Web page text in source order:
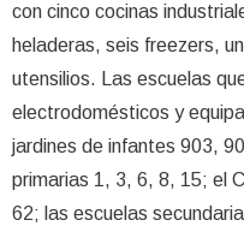
con cinco cocinas
heladeras, seis freezers,
utensilios. Las escuelas
electrodomésticos y
jardines de infantes 903,
primarias 1, 3, 6, 8, 15; el
62; las escuelas